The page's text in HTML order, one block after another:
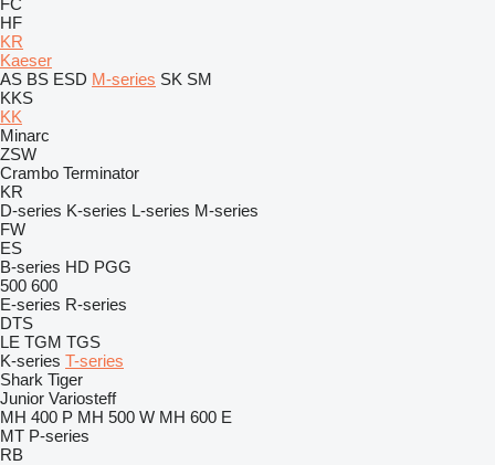
FC
HF
KR
Kaeser
AS BS ESD M-series SK SM
KKS
KK
Minarc
ZSW
Crambo Terminator
KR
D-series K-series L-series M-series
FW
ES
B-series HD PGG
500 600
E-series R-series
DTS
LE TGM TGS
K-series T-series
Shark Tiger
Junior Variosteff
MH 400 P MH 500 W MH 600 E
MT P-series
RB